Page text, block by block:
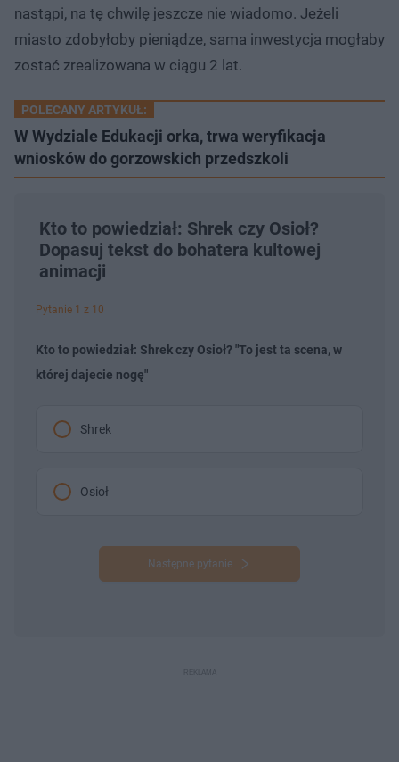
nastąpi, na tę chwilę jeszcze nie wiadomo. Jeżeli
miasto zdobyłoby pieniądze, sama inwestycja mogłaby
zostać zrealizowana w ciągu 2 lat.
POLECANY ARTYKUŁ:
W Wydziale Edukacji orka, trwa weryfikacja
wniosków do gorzowskich przedszkoli
Kto to powiedział: Shrek czy Osioł?
Dopasuj tekst do bohatera kultowej
animacji
Pytanie 1 z 10
Kto to powiedział: Shrek czy Osioł? "To jest ta scena, w
której dajecie nogę"
Shrek
Osioł
Następne pytanie